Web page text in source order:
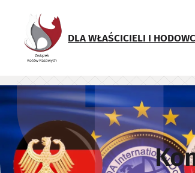
treści
DLA WŁAŚCICIELI I